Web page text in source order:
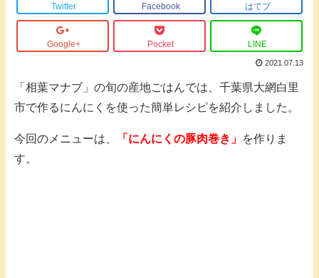
Twitter Facebook はてブ
Google+ Pocket LINE
2021.07.13
「相葉マナブ」の旬の産地ごはんでは、千葉県大網白里
市で作るにんにくを使った簡単レシピを紹介しました。
今回のメニューは、 「にんにくの豚肉巻き」 を作りま
す。